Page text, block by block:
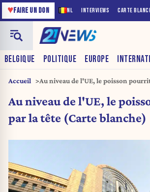
NL INTERVIEWS CARTE
♥FAIRE UN DON
BELGIQUE POLITIQUE EUROPE
Accueil
Au niveau de l'UE, le poisson
Au niveau de l'UE, le
par la tête (Carte blanche)